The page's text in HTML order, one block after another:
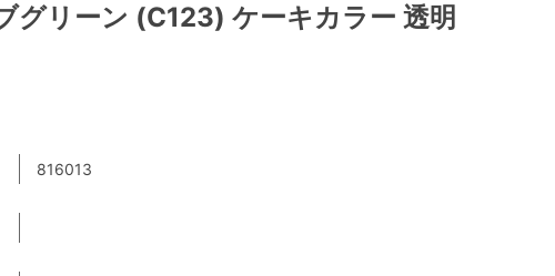
グリーン (C123) ケーキカラー 透明
816013